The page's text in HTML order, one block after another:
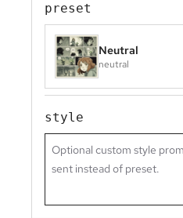
preset
Neutral
neutral
style